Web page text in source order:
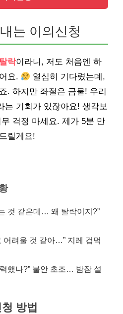
는 이의신청
락이라니, 저도 처음엔 하
요.
열심히 기다렸는데,
. 하지만 좌절은 금물! 우리
는 기회가 있잖아요! 생각보
걱정 마세요. 제가 5분 만
릴게요!
것 같은데… 왜 탈락이지?”
려울 것 같아…” 지레 겁먹
했나?” 불안 초조… 밤잠 설
방법